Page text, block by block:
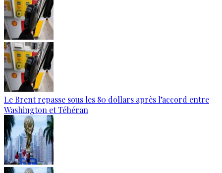
Le Brent repasse sous les 80 dollars après l’accord entre
Washington et Téhéran